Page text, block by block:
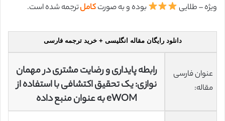
ویژه – طلایی
بوده و به صورتکاملترجمه شده است.
دانلود رایگان مقاله انگلیسی + خرید ترجمه فارسی
عنوان فارسی
مقاله:
رابطه پایداری و رضایت مشتری در مهمان
نوازی: یک تحقیق اکتشافی با استفاده از
eWOM به عنوان منبع داده